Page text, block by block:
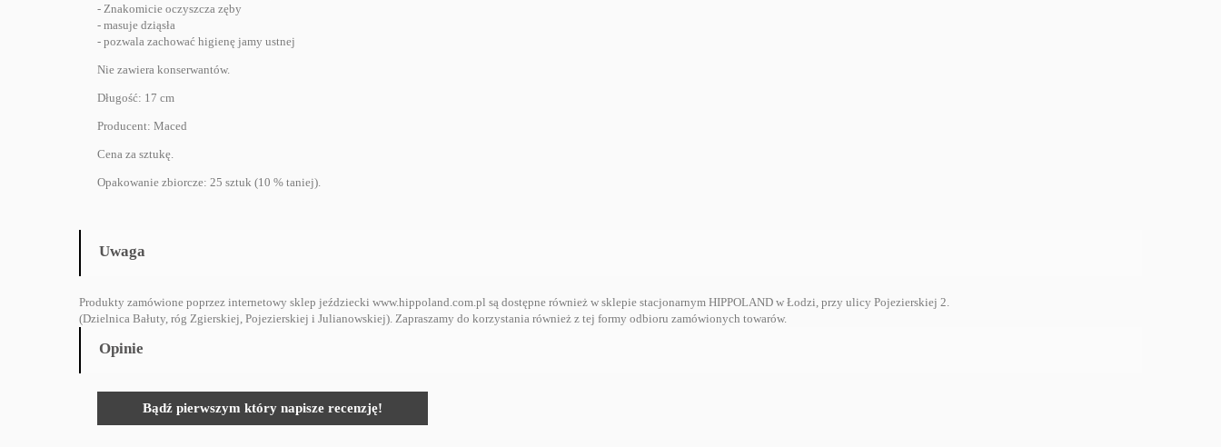
- Znakomicie oczyszcza zęby
- masuje dziąsła
- pozwala zachować higienę jamy ustnej
Nie zawiera konserwantów.
Długość: 17 cm
Producent: Maced
Cena za sztukę.
Opakowanie zbiorcze: 25 sztuk (10 % taniej).
Uwaga
Produkty zamówione poprzez internetowy sklep jeździecki www.hippoland.com.pl są dostępne również w sklepie stacjonarnym HIPPOLAND w Łodzi, przy ulicy Pojezierskiej 2.
(Dzielnica Bałuty, róg Zgierskiej, Pojezierskiej i Julianowskiej). Zapraszamy do korzystania również z tej formy odbioru zamówionych towarów.
Opinie
Bądź pierwszym który napisze recenzję!